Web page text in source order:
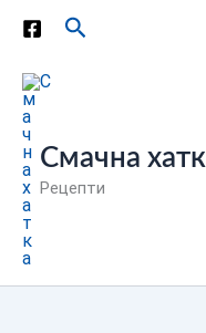
Перейти
вмісту
Пошук
Смачна
Рецепти